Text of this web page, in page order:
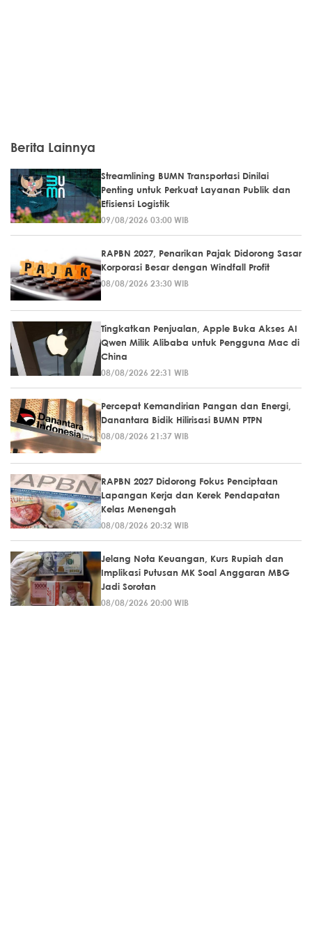
Berita Lainnya
Streamlining BUMN Transportasi Dinilai
Penting untuk Perkuat Layanan Publik dan
Efisiensi Logistik
09/08/2026 03:00 WIB
RAPBN 2027, Penarikan Pajak Didorong Sasar
Korporasi Besar dengan Windfall Profit
08/08/2026 23:30 WIB
Tingkatkan Penjualan, Apple Buka Akses AI
Qwen Milik Alibaba untuk Pengguna Mac di
China
08/08/2026 22:31 WIB
Percepat Kemandirian Pangan dan Energi,
Danantara Bidik Hilirisasi BUMN PTPN
08/08/2026 21:37 WIB
RAPBN 2027 Didorong Fokus Penciptaan
Lapangan Kerja dan Kerek Pendapatan
Kelas Menengah
08/08/2026 20:32 WIB
Jelang Nota Keuangan, Kurs Rupiah dan
Implikasi Putusan MK Soal Anggaran MBG
Jadi Sorotan
08/08/2026 20:00 WIB